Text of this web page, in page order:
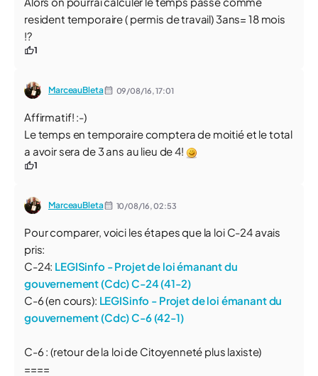
resident temporaire ( permis de travail) 3ans= 18 mois
!?
1
MarceauBleta 09/08/16,17:01
Affirmatif! :-)
Le temps en temporaire comptera de moitié et le total
a avoir sera de 3 ans au lieu de 4!
1
MarceauBleta 10/08/16,02:53
Pour comparer, voici les étapes que la loi C-24 avais
pris:
C-24: LEGISinfo - Projet de loi émanant du
gouvernement (Cdc) C-24 (41-2)
C-6 (en cours): LEGISinfo - Projet de loi émanant du
gouvernement (Cdc) C-6 (42-1)
C-6 : (retour de la loi de Citoyenneté plus laxiste)
====